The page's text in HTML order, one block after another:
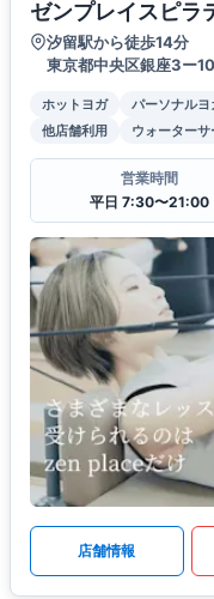
ゼンプレイスピラ
汐留駅から徒歩14分
東京都中央区銀座3ー
ホットヨガ パーソナルヨ
他店舗利用
ウォーターサ
営業時間
平日 7:30〜21:00
店舗情報